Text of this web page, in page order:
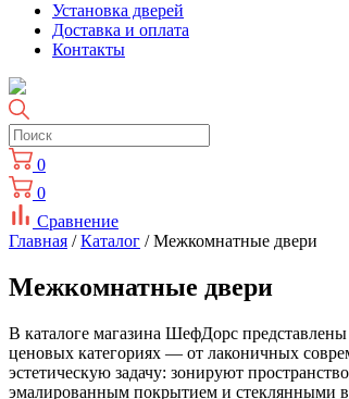
Установка дверей
Доставка и оплата
Контакты
0
0
Сравнение
Главная /Каталог / Межкомнатные двери
Межкомнатные двери
В каталоге магазина ШефДорс
ценовых категориях — от лаконичных
эстетическую задачу: зонируют
эмалированным покрытием и стеклянными